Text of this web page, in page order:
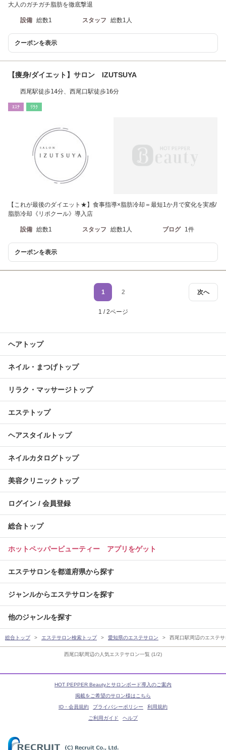
西尾口駅周辺の人気エステサロン一覧 (1/2)
大人のガチガチ脂肪を徹底撃退
設備 総数1 スタッフ 総数1人
クーポンを表示
【痩身/ダイエット】サロン IZUTSUYA
西尾駅徒歩14分、西尾口駅徒歩16分
ｴｽﾃ ﾘﾗｸ
【これが最後のダイエット★】食事指導×脂肪冷却＝最短1か月で変化を実感/
脂肪冷却《リポクール》導入店
設備 総数1 スタッフ 総数1人 ブログ 1件
クーポンを表示
次へ
1 2
1 / 2ページ
ヘアトップ
ネイル・まつげトップ
リラク・マッサージトップ
エステトップ
ヘアスタイルトップ
ネイルカタログトップ
美容クリニックトップ
ログイン / 会員登録
総合トップ
ホットペッパービューティー アプリをゲット
エステサロンを都道府県から探す
ジャンルからエステサロンを探す
他のジャンルを探す
総合トップ エステサロン検索トップ 愛知県のエステサロン 西尾口駅周辺のエステサ
HOT PEPPER Beautyとサロンボード導入のご案内
掲載をご希望のサロン様はこちら
ID・会員規約
プライバシーポリシー
利用規約
ご利用ガイド
ヘルプ